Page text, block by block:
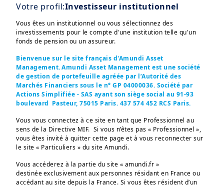
Nous constatons que, d'une manière
générale,les périodes de hausse de
l'inflation sont généralement
favorables aux bénéfices nominaux,
tandis que les paires de devises plus
fortes à la fin du premier trimestre
(par rapport au moment où les
prévisions ont été publiées en février),
telles que l'USD/EUR, devraient
également constituer un léger facteur
favorable pour certains secteurs
exemple, les sociétés pharmaceutiques
réalisent plus de 50 % de leur chiffre
Afficher plus
Votre profil:Investisseur institutionnel
Vous êtes un institutionnel ou vous sélectionnez des
investissements pour le compte d'une institution telle qu'un
fonds de pension ou un assureur.
Bienvenue sur le site français d'Amundi Asset
Management. Amundi Asset Management est une société
de gestion de portefeuille agréée par l’Autorité des
Marchés Financiers sous le n° GP 04000036. Société par
Actions Simplifiée - SAS ayant son siège social au 91-93
boulevard Pasteur, 75015 Paris. 437 574 452 RCS Paris.
Vous vous connectez à ce site en tant que Professionnel au
sens de la Directive MIF. Si vous n’êtes pas « Professionnel »,
vous êtes invité à quitter cette page et à vous reconnecter sur
le site « Particuliers » du site Amundi.
Vous accéderez à la partie du site « amundi.fr »
destinée exclusivement aux personnes résidant en France ou
accédant au site depuis la France. Si vous êtes résident d’un
Ces informations sont destinées exclusivement aux
2004/39/CE du 21 avril 2004 « MIF »  et des articles 314-4
et suivants du Règlement Général de l’AMF. Elles ne
s’adressent pas au grand public ou aux particuliers non-
professionnels au sens de toute règlementation locale, ni
par la «Regulation S» de la Securities and Exchange
Commission en vertu du U.S. Securities Act de 1933.